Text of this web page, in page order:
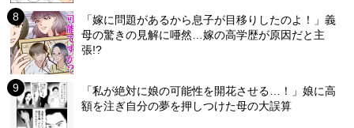
「嫁に問題があるから息子が目移りしたのよ！」義
母の驚きの見解に唖然…嫁の高学歴が原因だと主
張!?
「私が絶対に娘の可能性を開花させる…！」娘に高
額を注ぎ自分の夢を押しつけた母の大誤算